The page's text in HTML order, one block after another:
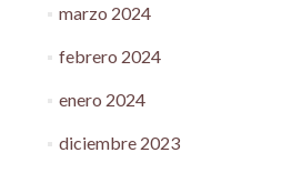
marzo 2024
febrero 2024
enero 2024
diciembre 2023